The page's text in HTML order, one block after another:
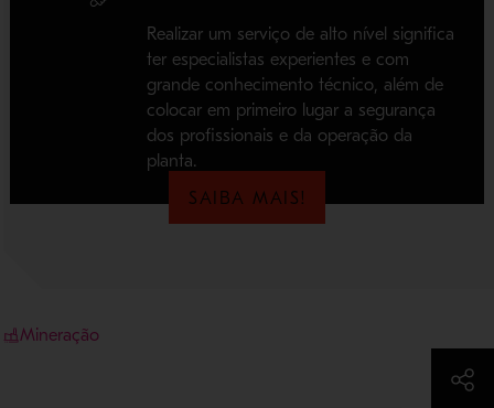
Realizar um serviço de alto nível significa
ter especialistas experientes e com
grande conhecimento técnico, além de
colocar em primeiro lugar a segurança
dos profissionais e da operação da
planta.
SAIBA MAIS!
Mineração